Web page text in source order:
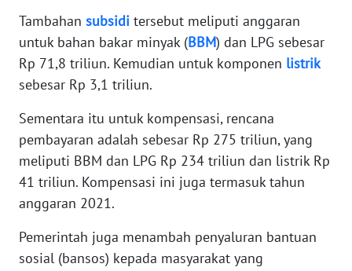
Tambahan subsidi tersebut meliputi anggaran
untuk bahan bakar minyak (BBM) dan LPG sebesar
Rp 71,8 triliun. Kemudian untuk komponen listrik
sebesar Rp 3,1 triliun.
Sementara itu untuk kompensasi, rencana
pembayaran adalah sebesar Rp 275 triliun, yang
meliputi BBM dan LPG Rp 234 triliun dan listrik Rp
41 triliun. Kompensasi ini juga termasuk tahun
anggaran 2021.
Pemerintah juga menambah penyaluran bantuan
sosial (bansos) kepada masyarakat yang
WN
RIAU
WN
SERAMBI
JAMBI
WN
SULTRA
WN
NTB